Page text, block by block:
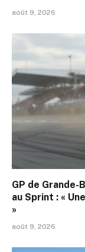
août 9, 2026
GP de
au Sprint : «
»
août 9, 2026